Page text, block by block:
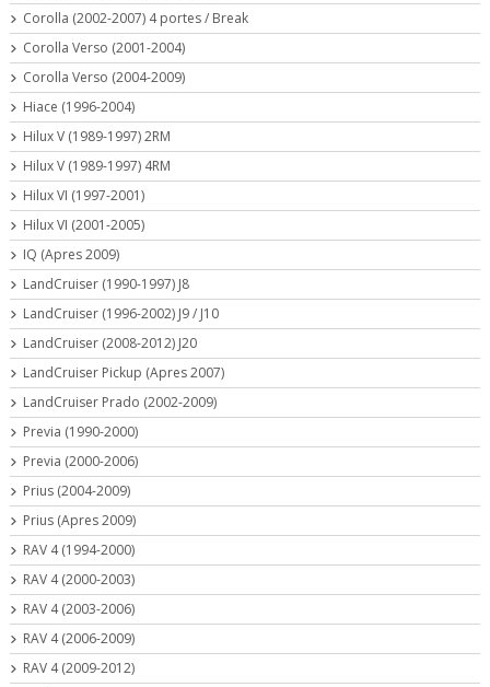
Corolla (2002-2007) 4 portes / Break
Corolla Verso (2001-2004)
Corolla Verso (2004-2009)
Hiace (1996-2004)
Hilux V (1989-1997) 2RM
Hilux V (1989-1997) 4RM
Hilux VI (1997-2001)
Hilux VI (2001-2005)
IQ (Apres 2009)
LandCruiser (1990-1997) J8
LandCruiser (1996-2002) J9 / J10
LandCruiser (2008-2012) J20
LandCruiser Pickup (Apres 2007)
LandCruiser Prado (2002-2009)
Previa (1990-2000)
Previa (2000-2006)
Prius (2004-2009)
Prius (Apres 2009)
RAV 4 (1994-2000)
RAV 4 (2000-2003)
RAV 4 (2003-2006)
RAV 4 (2006-2009)
RAV 4 (2009-2012)